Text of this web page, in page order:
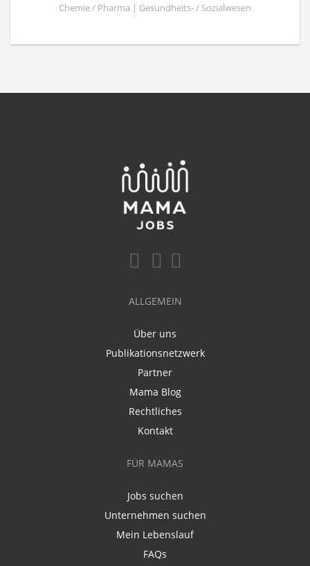
Chemie / Pharma | Gesundheits- / Sozialwesen
ALLGEMEIN
Über uns
Publikationsnetzwerk
Partner
Mama Blog
Rechtliches
Kontakt
FÜR MAMAS
Jobs suchen
Unternehmen suchen
Mein Lebenslauf
FAQs